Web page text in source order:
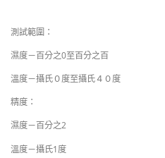
測試範圍：
濕度－百分之0至百分之百
溫度－攝氏０度至攝氏４０度
精度：
濕度－百分之2
溫度－攝氏1度